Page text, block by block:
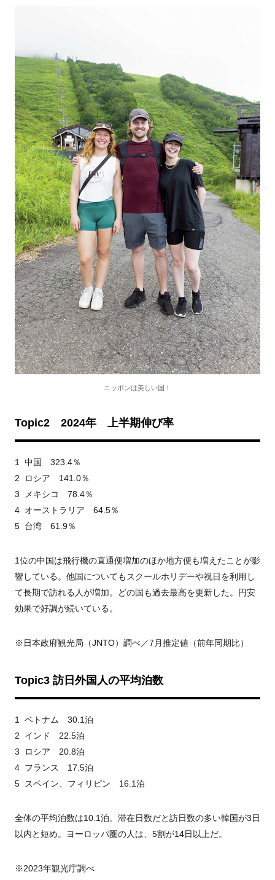
ニッポンは美しい国！
Topic2 2024年 上半期伸び率
1 中国 323.4％
2 ロシア 141.0％
3 メキシコ 78.4％
4 オーストラリア 64.5％
5 台湾 61.9％
1位の中国は飛行機の直通便増加のほか地方便も増えたことが影
響している。他国についてもスクールホリデーや祝日を利用し
て長期で訪れる人が増加。どの国も過去最高を更新した。円安
効果で好調が続いている。
※日本政府観光局（JNTO）調べ／7月推定値（前年同期比）
Topic3 訪日外国人の平均泊数
1 ベトナム 30.1泊
2 インド 22.5泊
3 ロシア 20.8泊
4 フランス 17.5泊
5 スペイン、フィリピン 16.1泊
全体の平均泊数は10.1泊。滞在日数だと訪日数の多い韓国が3日
以内と短め。ヨーロッパ圏の人は、5割が14日以上だ。
※2023年観光庁調べ